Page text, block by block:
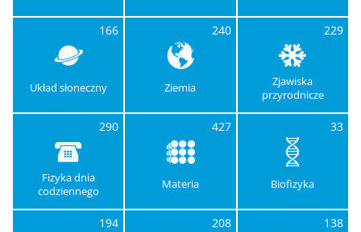
166
Układ słoneczny
240
Ziemia
229
Zjawiska
przyrodnicze
290
Fizyka dnia
codziennego
427
Materia
33
Biofizyka
194 208 138